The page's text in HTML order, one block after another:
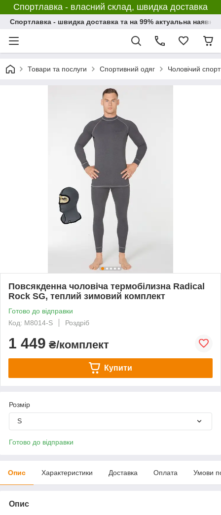
Спортлавка - власний склад, швидка доставка
Спортлавка - швидка доставка та на 99% актуальна
Товари та послуги Спортивний одяг Чоловічий
Повсякденна чоловіча термобілизна Radical
Rock SG, теплий зимовий комплект
Готово до відправки
Код: M8014-S
Роздріб
1 449 ₴/комплект
Купити
Розмір
S
Готово до відправки
Опис Характеристики Доставка Оплата Умови
Опис